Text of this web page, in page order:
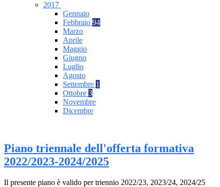
2017
Gennaio
Febbraio 94
Marzo
Aprile
Maggio
Giugno
Luglio
Agosto
Settembre 1
Ottobre 3
Novembre
Dicembre
Piano triennale dell'offerta formativa
2022/2023-2024/2025
Il presente piano è valido per triennio 2022/23, 2023/24, 2024/25